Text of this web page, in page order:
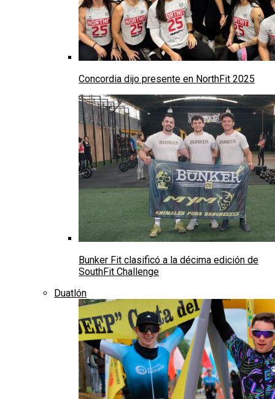
Concordia dijo presente en NorthFit 2025
Bunker Fit clasificó a la décima edición de
SouthFit Challenge
Duatlón